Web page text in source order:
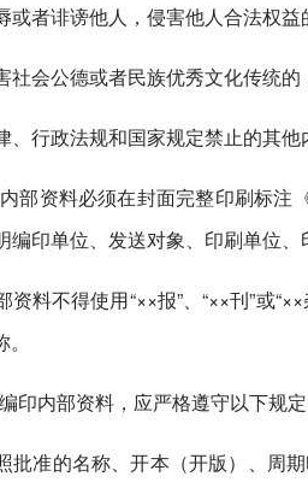
或者诽谤他人，侵害他人合法权益
社会公德或者民族优秀文化传统的
、行政法规和国家规定禁止的其他
部资料必须在封面完整印刷标注
编印单位、发送对象、印刷单位
料不得使用“××报”、“××刊”或
印内部资料，应严格遵守以下规定
批准的名称、开本（开版）、周